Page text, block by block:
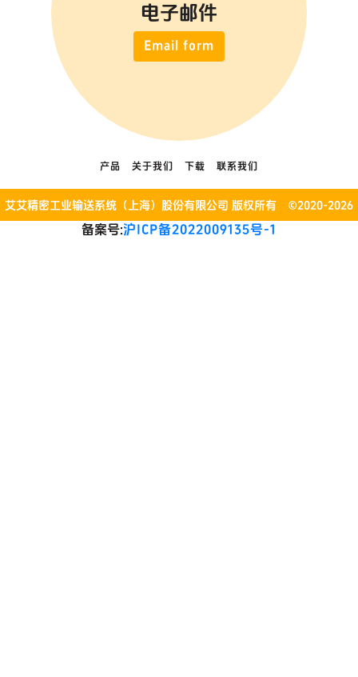
电子邮件
Email form
产品 关于我们 下载 联系我们
艾艾精密工业输送系统（上海）股份有限公司 版权所有 ©2020-2026
备案号:沪ICP备2022009135号-1